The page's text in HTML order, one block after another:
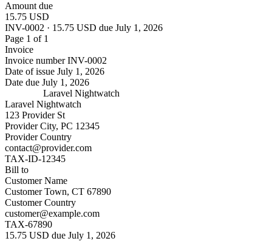
Amount due
15.75 USD
INV-0002 · 15.75 USD due July 1, 2026
Page 1 of 1
Invoice
Invoice numberINV-0002
Date of issue July 1, 2026
Date due July 1, 2026
Laravel Nightwatch
Laravel Nightwatch
123 Provider St
Provider City, PC 12345
Provider Country
contact@provider.com
TAX-ID-12345
Bill to
Customer Name
Customer Town, CT 67890
Customer Country
customer@example.com
TAX-67890
15.75 USD due July 1, 2026